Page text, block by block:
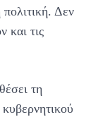
Δεν
και τις
τη